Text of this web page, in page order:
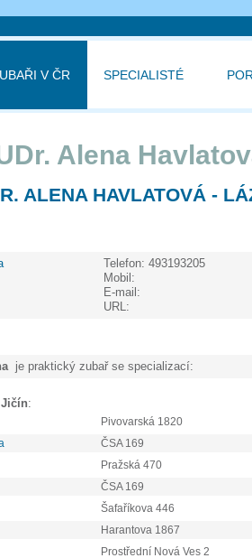
V ČR SPECIALISTÉ
Alena
ALENA HAVLATOVÁ -
Telefon:
Mobil:
E-mail:
URL:
493193205
je praktický zubař se specializací:
Jičín:
Pivovarská 1820
ČSA 169
Pražská 470
ČSA 169
Šafaříkova 446
Harantova 1867
Prostřední Nová Ves 2